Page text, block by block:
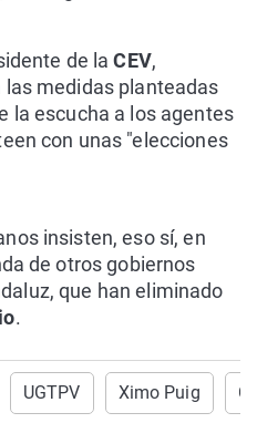
de laCEV,
las medidas planteadas
la escucha a los agentes
con unas "elecciones
insisten, eso sí, en
de otros gobiernos
que han eliminado
.
UGTPV Ximo Puig